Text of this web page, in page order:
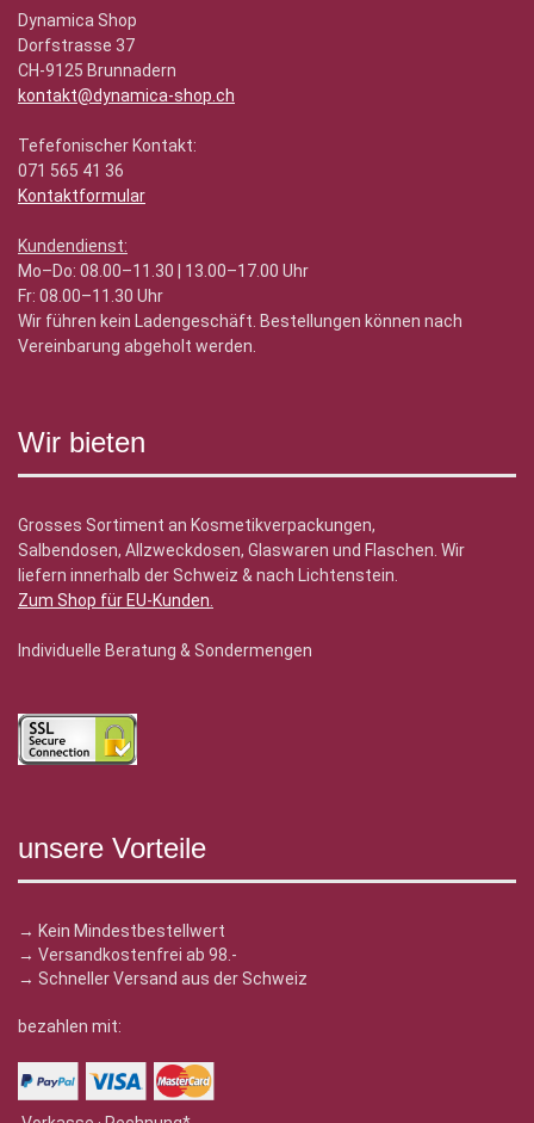
Dynamica Shop
Dorfstrasse 37
CH-9125 Brunnadern
kontakt@dynamica-shop.ch
Tefefonischer Kontakt:
071 565 41 36
Kontaktformular
Kundendienst:
Mo–Do: 08.00–11.30 | 13.00–17.00 Uhr
Fr: 08.00–11.30 Uhr
Wir führen kein Ladengeschäft. Bestellungen können nach
Vereinbarung abgeholt werden.
Wir bieten
Grosses Sortiment an Kosmetikverpackungen,
Salbendosen, Allzweckdosen, Glaswaren und Flaschen. Wir
liefern innerhalb der Schweiz & nach Lichtenstein.
Zum Shop für EU-Kunden.
Individuelle Beratung & Sondermengen
unsere Vorteile
→ Kein Mindestbestellwert
→ Versandkostenfrei ab 98.-
→ Schneller Versand aus der Schweiz
bezahlen mit: